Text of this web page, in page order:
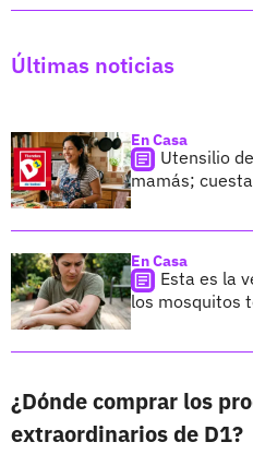
Últimas noticias
En Casa
Utensilio
mamás;
En Casa
Esta es la
los mosquitos
¿Dónde comprar los
extraordinarios de D1?